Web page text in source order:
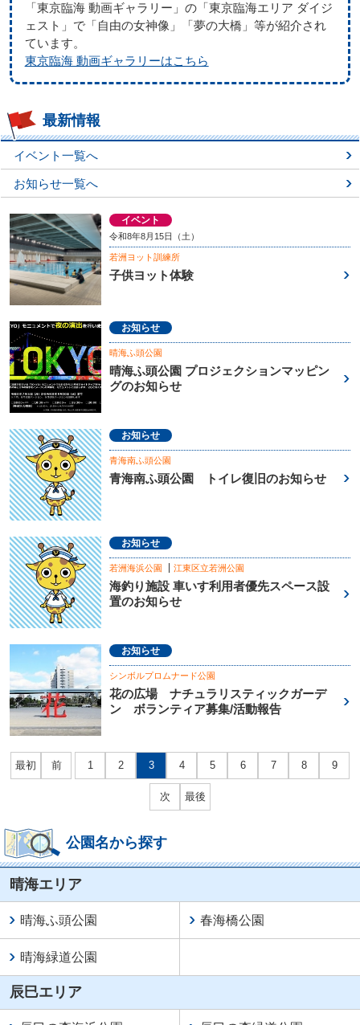
「東京臨海 動画ギャラリー」の「東京臨海エリア ダイジ
ェスト」で「自由の女神像」「夢の大橋」等が紹介され
ています。
東京臨海 動画ギャラリーはこちら
最新情報
イベント一覧へ
お知らせ一覧へ
イベント
令和8年8月15日（土）
若洲ヨット訓練所
子供ヨット体験
お知らせ
晴海ふ頭公園
晴海ふ頭公園 プロジェクションマッピン
グのお知らせ
お知らせ
青海南ふ頭公園
青海南ふ頭公園 トイレ復旧のお知らせ
お知らせ
若洲海浜公園 江東区立若洲公園
海釣り施設 車いす利用者優先スペース設
置のお知らせ
お知らせ
シンボルプロムナード公園
花の広場 ナチュラリスティックガーデ
ン ボランティア募集/活動報告
最初 前 1 2 3 4 5 6 7 8 9
次 最後
公園名から探す
晴海エリア
晴海ふ頭公園 春海橋公園
晴海緑道公園
辰巳エリア